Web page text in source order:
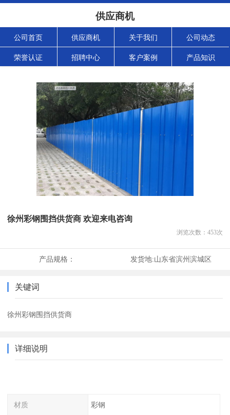
供应商机
公司首页 供应商机 关于我们 公司动态
荣誉认证 招聘中心 客户案例 产品知识
徐州彩钢围挡供货商 欢迎来电咨询
浏览次数： 453次
产品规格： 发货地:山东省滨州滨城区
关键词
徐州彩钢围挡供货商
详细说明
材质 彩钢